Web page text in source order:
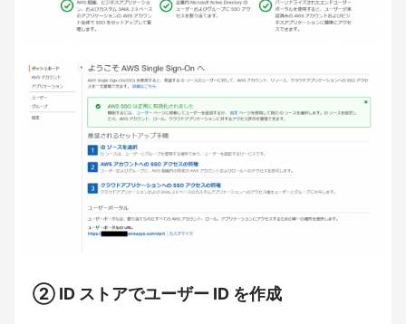
② ID ストアでユーザー ID を作成